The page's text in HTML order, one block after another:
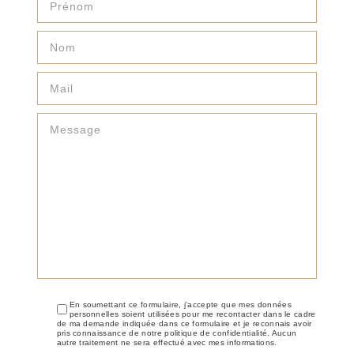
En soumettant ce formulaire, j'accepte que mes données
personnelles soient utilisées pour me recontacter dans le cadre
de ma demande indiquée dans ce formulaire et je reconnais avoir
pris connaissance de notre politique de confidentialité. Aucun
autre traitement ne sera effectué avec mes informations.